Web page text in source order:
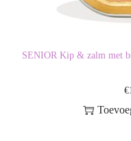
SENIOR Kip & zalm met
€